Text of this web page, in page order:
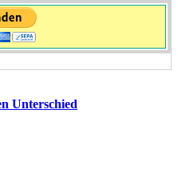
Unterschied